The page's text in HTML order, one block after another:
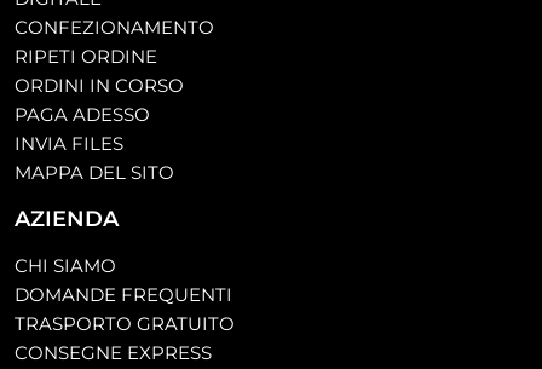
CONFEZIONAMENTO
RIPETI ORDINE
ORDINI IN CORSO
PAGA ADESSO
INVIA FILES
MAPPA DEL SITO
AZIENDA
CHI SIAMO
DOMANDE FREQUENTI
TRASPORTO GRATUITO
CONSEGNE EXPRESS